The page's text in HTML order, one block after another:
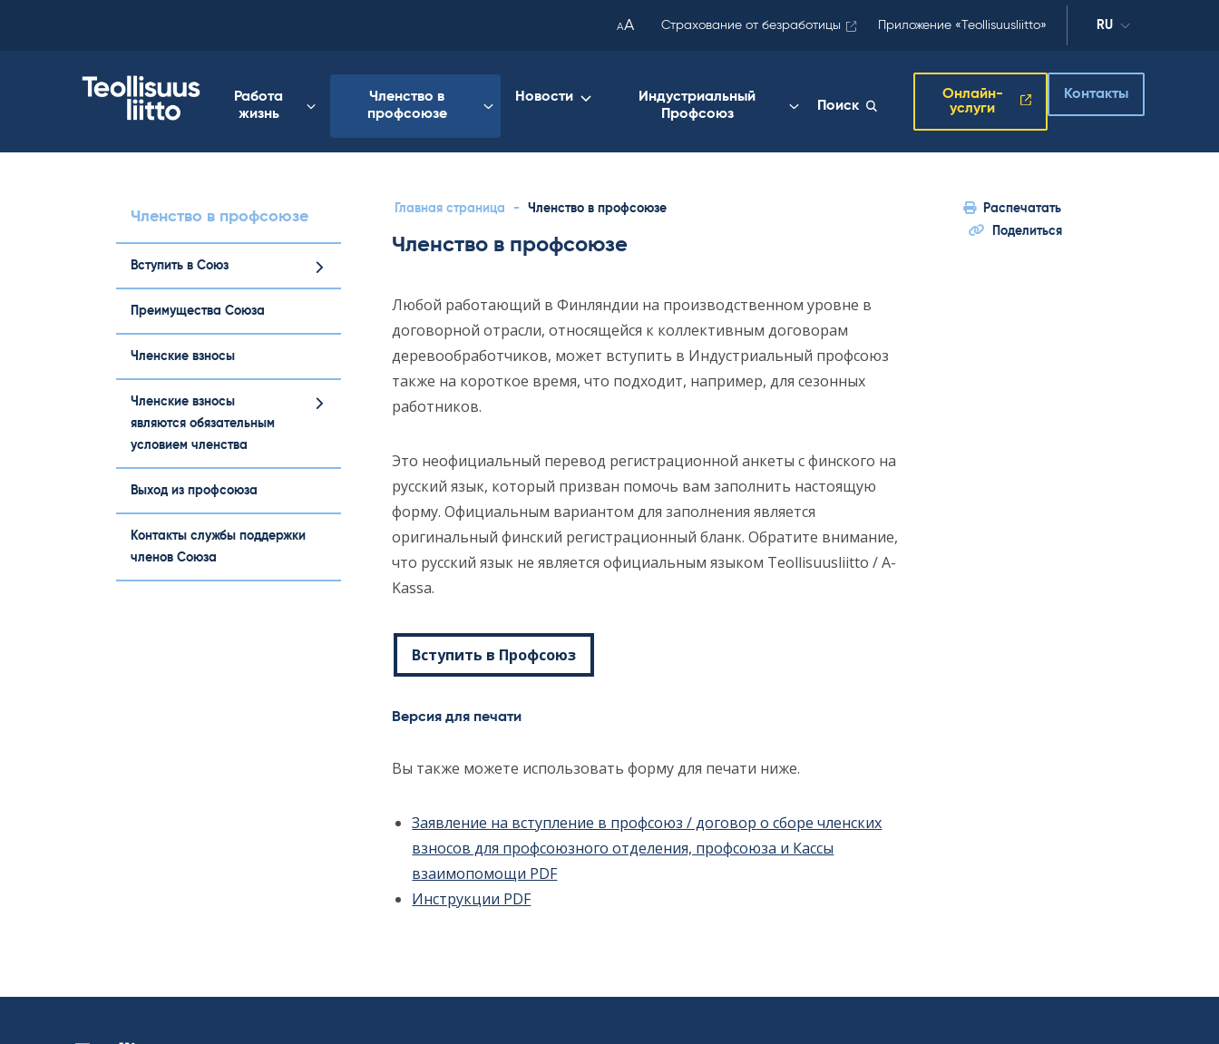
AA Страхование от безработицы Приложение «Teollisuusliitto» RU
Работа
жизнь
Членство в
профсоюзе
Новости
Индустриальный
Профсоюз
Поиск
Онлайн-
услуги
Контакты
Членство в профсоюзе
Вступить в Союз
Преимущества Союза
Членские взносы
Членские взносы
являются обязательным
условием членства
Выход из профсоюза
Контакты службы поддержки
членов Союза
Главная страница - Членство в профсоюзе
Членство в профсоюзе
Любой работающий в Финляндии на производственном уровне в
договорной отрасли, относящейся к коллективным договорам
деревообработчиков, может вступить в Индустриальный профсоюз
также на короткое время, что подходит, например, для сезонных
работников.
Это неофициальный перевод регистрационной анкеты с финского на
русский язык, который призван помочь вам заполнить настоящую
форму. Официальным вариантом для заполнения является
оригинальный финский регистрационный бланк. Обратите внимание,
что русский язык не является официальным языком Teollisuusliitto / A-
Kassa.
Вступить в Профсоюз
Версия для печати
Вы также можете использовать форму для печати ниже.
Заявление на вступление в профсоюз / договор о сборе членских
взносов для профсоюзного отделения, профсоюза и Кассы
взаимопомощи PDF
Инструкции PDF
Распечатать
Поделиться
your
clipboard.)